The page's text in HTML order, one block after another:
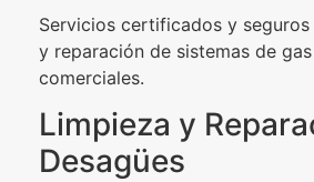
Servicios certificados y
y reparación de sistemas de
comerciales.
Limpieza y
Desagües